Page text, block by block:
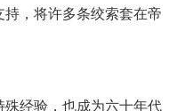
，将许多条绞索套在帝
经验，也成为六十年代